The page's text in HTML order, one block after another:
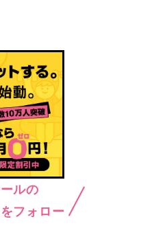
ルの
フォロー